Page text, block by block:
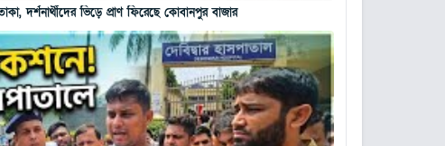
দর্শনার্থীদের ভিড়ে প্রাণ ফিরেছে কোবানপুর বাজার